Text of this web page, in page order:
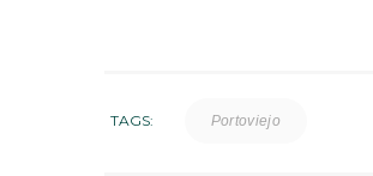
TAGS: Portoviejo